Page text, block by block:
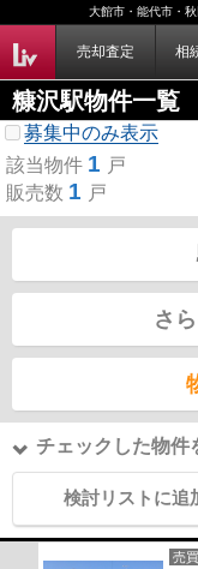
大館市・能代市・
売却査定 相
糠沢駅物件一覧
募集中のみ表示
該当物件 1 戸
販売数 1 戸
さ
チェックした物件
検討リストに追
売